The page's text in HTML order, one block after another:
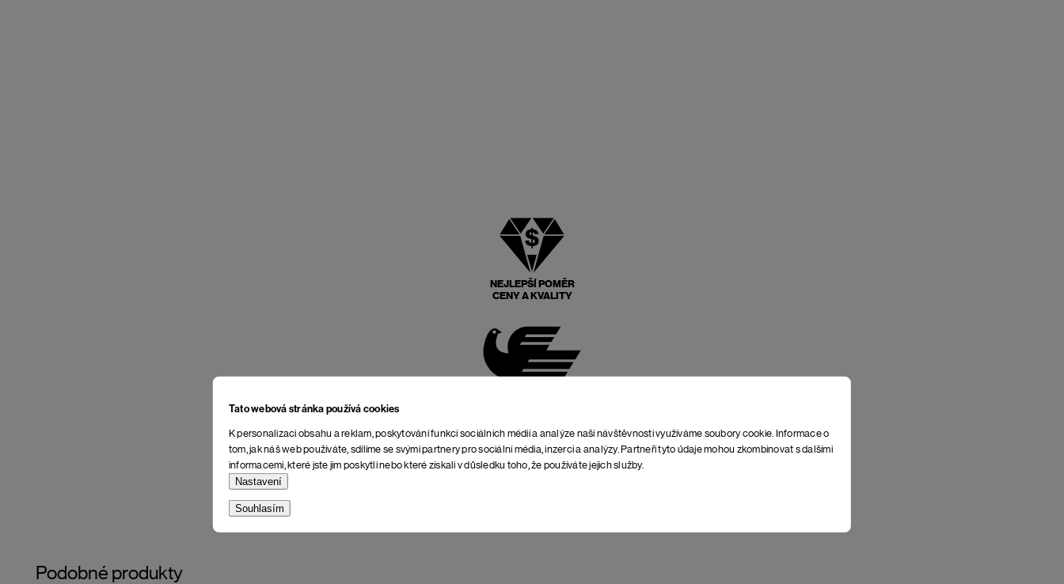
Tato webová stránka používá cookies
K personalizaci obsahu a reklam, poskytování funkcí sociálních médií a analýze naší návštěvnosti využíváme soubory cookie. Informace o
tom, jak náš web používáte, sdílíme se svými partnery pro sociální média, inzerci a analýzy. Partneři tyto údaje mohou zkombinovat s dalšími
informacemi, které jste jim poskytli nebo které získali v důsledku toho, že používáte jejich služby.
Nastavení
Souhlasím
NEJLEPŠÍ POMĚR
CENY A KVALITY
Podobné produkty